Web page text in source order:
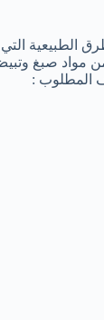
الطبيعية
مواد صبغ
المطلوب :